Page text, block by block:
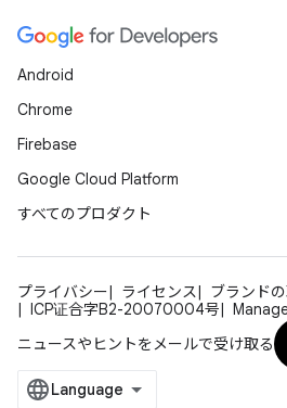
Android
Chrome
Firebase
Google Cloud Platform
すべてのプロダクト
プライバシー ライセンス
ブランド
ICP证合字B2-20070004号
ニュースやヒントをメールで受け取る